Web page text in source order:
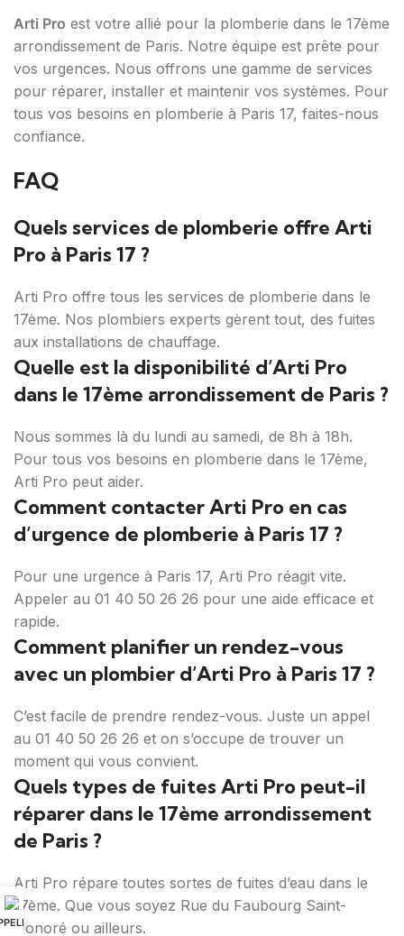
Arti Pro est votre allié pour la plomberie dans le 17ème
arrondissement de Paris. Notre équipe est prête pour
vos urgences. Nous offrons une gamme de services
pour réparer, installer et maintenir vos systèmes. Pour
tous vos besoins en plomberie à Paris 17, faites-nous
confiance.
FAQ
Quels services de plomberie offre Arti
Pro à Paris 17 ?
Arti Pro offre tous les services de plomberie dans le
17ème. Nos plombiers experts gèrent tout, des fuites
aux installations de chauffage.
Quelle est la disponibilité d’Arti Pro
dans le 17ème arrondissement de Paris ?
Nous sommes là du lundi au samedi, de 8h à 18h.
Pour tous vos besoins en plomberie dans le 17ème,
Arti Pro peut aider.
Comment contacter Arti Pro en cas
d’urgence de plomberie à Paris 17 ?
Pour une urgence à Paris 17, Arti Pro réagit vite.
Appeler au 01 40 50 26 26 pour une aide efficace et
rapide.
Comment planifier un rendez-vous
avec un plombier d’Arti Pro à Paris 17 ?
C’est facile de prendre rendez-vous. Juste un appel
au 01 40 50 26 26 et on s’occupe de trouver un
moment qui vous convient.
Quels types de fuites Arti Pro peut-il
réparer dans le 17ème arrondissement
de Paris ?
Arti Pro répare toutes sortes de fuites d’eau dans le
17ème. Que vous soyez Rue du Faubourg Saint-
Honoré ou ailleurs.